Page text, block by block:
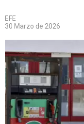
EFE
30 Marzo de 2026